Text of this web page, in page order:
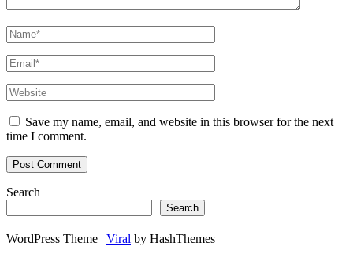
Save my name, email, and website in this browser for the next
time I comment.
Search
Search
WordPress Theme | Viral by HashThemes